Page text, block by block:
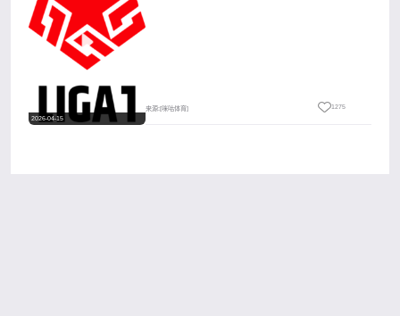
2026-04-15
来源:[咪咕体育] 1275